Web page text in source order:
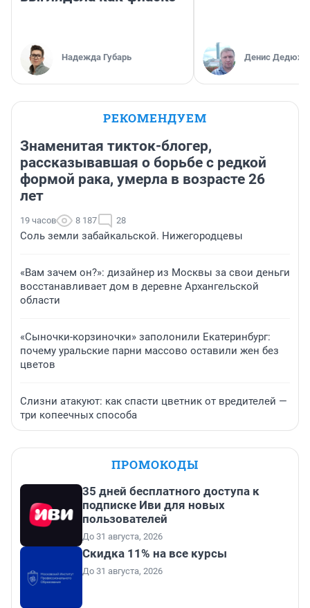
Надежда Губарь Денис
РЕКОМЕНДУЕМ
Знаменитая тикток-блогер,
рассказывавшая о борьбе с редкой
формой рака, умерла в возрасте 26
лет
19 часов 8 187 28
Соль земли забайкальской. Нижегородцевы
«Вам зачем он?»: дизайнер из Москвы за свои деньги
восстанавливает дом в деревне Архангельской
области
«Сыночки-корзиночки» заполонили Екатеринбург:
почему уральские парни массово оставили жен без
цветов
Слизни атакуют: как спасти цветник от вредителей —
три копеечных способа
ПРОМОКОДЫ
35 дней бесплатного доступа к
подписке Иви для новых
пользователей
До 31 августа, 2026
Скидка 11% на все курсы
До 31 августа, 2026